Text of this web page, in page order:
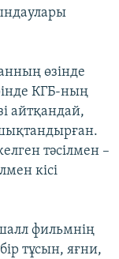
өзінде
КГБ-ның
айтқандай,
тәсілмен –
кісі
фильмнің
тұсын, яғни,